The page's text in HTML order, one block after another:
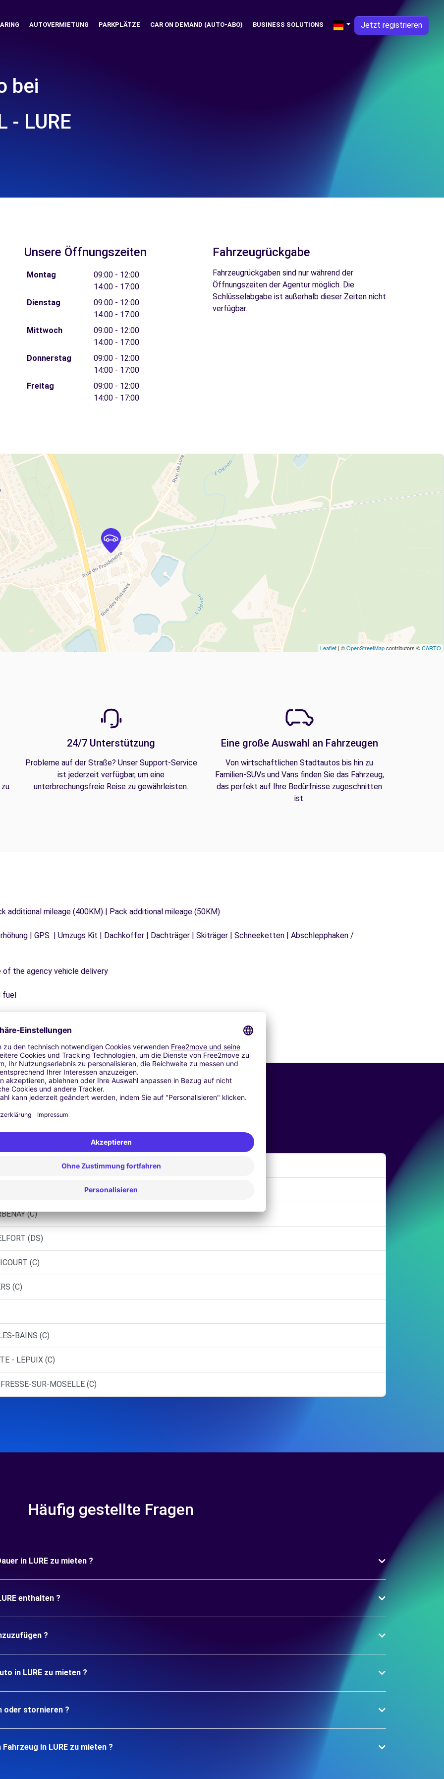
AUTOVERMIETUNG PARKPLÄTZE CAR ON DEMAND (AUTO-ABO) BUSINESS SOLUTIONS Jetzt registrieren
bei
- LURE
Unsere Öffnungszeiten
Montag
09:00 - 12:00
14:00 - 17:00
Dienstag
09:00 - 12:00
14:00 - 17:00
Mittwoch
09:00 - 12:00
14:00 - 17:00
Donnerstag
09:00 - 12:00
14:00 - 17:00
Freitag
09:00 - 12:00
14:00 - 17:00
Fahrzeugrückgabe
Fahrzeugrückgaben sind nur während der
Öffnungszeiten der Agentur möglich. Die
Schlüsselabgabe ist außerhalb dieser Zeiten nicht
verfügbar.
Leaflet | ©OpenStreetMapcontributors ©CARTO
24/7 Unterstützung
Probleme auf der Straße? Unser Support-Service
ist jederzeit verfügbar, um eine
unterbrechungsfreie Reise zu gewährleisten.
Eine große Auswahl an Fahrzeugen
Von wirtschaftlichen Stadtautos bis hin zu
Familien-SUVs und Vans finden Sie das Fahrzeug,
das perfekt auf Ihre Bedürfnisse zugeschnitten
ist.
additional mileage (400KM) | Pack additional mileage (50KM)
| GPS | Umzugs Kit | Dachkoffer | Dachträger | Skiträger | Schneeketten | Abschlepphaken /
the agency vehicle delivery
fuel
Ähnliche Agenturen
- VESOUL (C)
(C)
(DS)
(C)
(C)
BAINS (C)
- LEPUIX (C)
SUR-MOSELLE (C)
Häufig gestellte Fragen
in LURE zu mieten ?
enthalten ?
?
in LURE zu mieten ?
oder stornieren ?
in LURE zu mieten ?